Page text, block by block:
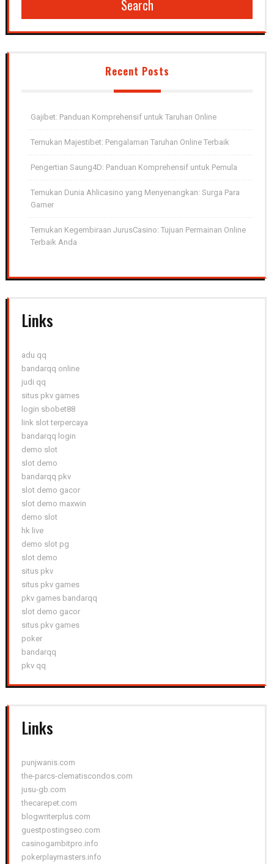
Search
Recent Posts
Gajibet: Panduan Komprehensif untuk Taruhan Online
Temukan Majestibet: Pengalaman Taruhan Online Terbaik
Pengertian Saung4D: Panduan Komprehensif untuk Pemula
Temukan Dunia Ahlicasino yang Menyenangkan: Surga Para
Gamer
Temukan Kegembiraan JurusCasino: Tujuan Permainan Online
Terbaik Anda
Links
adu qq
bandarqq online
judi qq
situs pkv games
login sbobet88
link slot terpercaya
bandarqq login
demo slot
slot demo
bandarqq pkv
slot demo gacor
slot demo maxwin
demo slot
hk live
demo slot pg
slot demo
situs pkv
situs pkv games
pkv games bandarqq
slot demo gacor
situs pkv games
poker
bandarqq
pkv qq
Links
punjwanis.com
the-parcs-clematiscondos.com
jusu-gb.com
thecarepet.com
blogwriterplus.com
guestpostingseo.com
casinogambitpro.info
pokerplaymasters.info